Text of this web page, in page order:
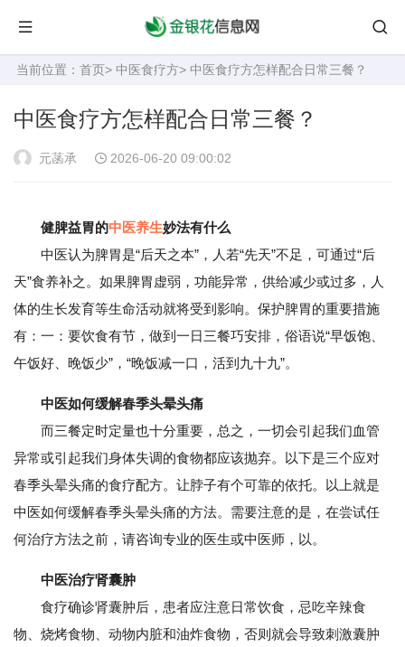
当前位置： 首页> 中医食疗方> 中医食疗方怎样配合日常三餐？
中医食疗方怎样配合日常三餐？
元菡承 2026-06-20 09:00:02
健脾益胃的中医养生妙法有什么
中医认为脾胃是“后天之本”，人若“先天”不足，可通过“后
天”食养补之。如果脾胃虚弱，功能异常，供给减少或过多，人
体的生长发育等生命活动就将受到影响。保护脾胃的重要措施
有：一：要饮食有节，做到一日三餐巧安排，俗语说“早饭饱、
午饭好、晚饭少”，“晚饭减一口，活到九十九”。
中医如何缓解春季头晕头痛
而三餐定时定量也十分重要，总之，一切会引起我们血管
异常或引起我们身体失调的食物都应该抛弃。以下是三个应对
春季头晕头痛的食疗配方。让脖子有个可靠的依托。以上就是
中医如何缓解春季头晕头痛的方法。需要注意的是，在尝试任
何治疗方法之前，请咨询专业的医生或中医师，以。
中医治疗肾囊肿
食疗确诊肾囊肿后，患者应注意日常饮食，忌吃辛辣食
物、烧烤食物、动物内脏和油炸食物，否则就会导致刺激囊肿